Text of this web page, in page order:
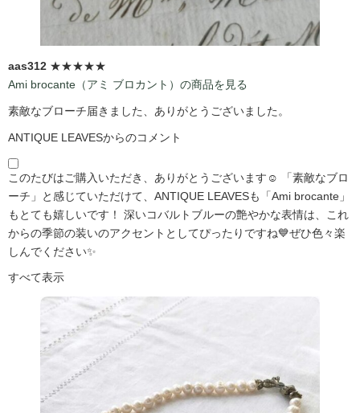
aas312 ★★★★★
Ami brocante（アミ ブロカント）の商品を見る
素敵なブローチ届きました、ありがとうございました。
ANTIQUE LEAVESからのコメント
このたびはご購入いただき、ありがとうございます☺️ 「素敵なブロ
ーチ」と感じていただけて、ANTIQUE LEAVESも「Ami brocante」
もとても嬉しいです！ 深いコバルトブルーの艶やかな表情は、これ
からの季節の装いのアクセントとしてぴったりですね💙ぜひ色々楽
しんでください✨
すべて表示